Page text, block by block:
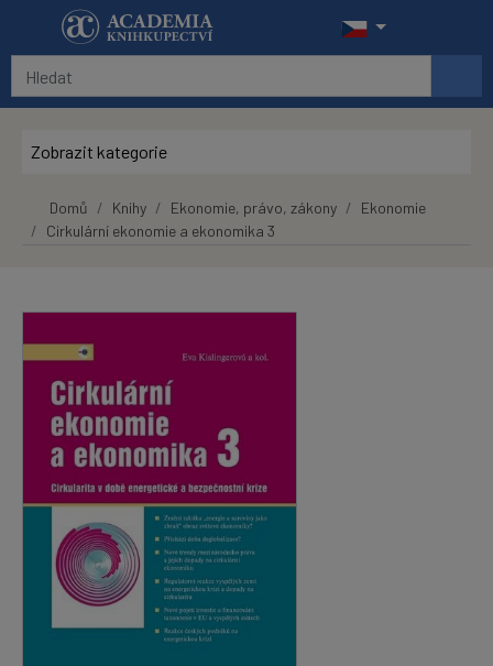
Přeskočit na hlavní obsah
Zobrazit kategorie
Domů Knihy Ekonomie, právo, zákony
Ekonomie
Cirkulární ekonomie a ekonomika 3